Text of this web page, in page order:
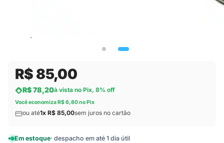
R$ 85,00
R$ 78,20à vista no Pix, 8% off
Você economiza R$ 6,80 no Pix
ou até1x R$ 85,00sem juros no cartão
Em estoque· despacho em até 1 dia útil